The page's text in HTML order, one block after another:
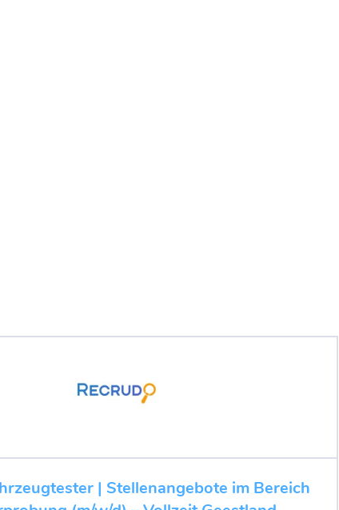
| Stellenangebote im Bereich